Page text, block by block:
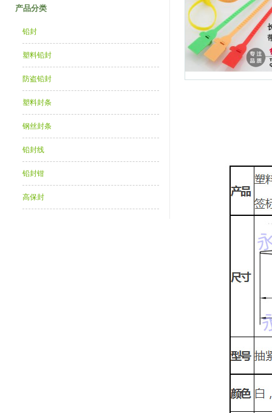
产品分类
铅封
塑料铅封
防盗铅封
塑料封条
钢丝封条
铅封线
铅封钳
高保封